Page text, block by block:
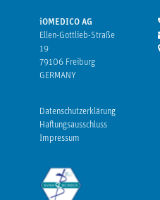
iOMEDICO AG
Ellen-Gottlieb-Straße
19
79106 Freiburg
GERMANY
Datenschutzerklärung
Haftungsausschluss
Impressum